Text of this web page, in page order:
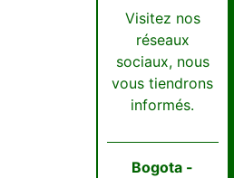
Visitez nos
réseaux
sociaux, nous
vous tiendrons
informés.
Bogota -